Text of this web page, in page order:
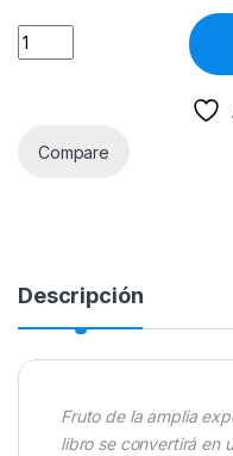
Trastornos Motores
Compare
Descripción
Fruto de la amplia
libro se convertirá en